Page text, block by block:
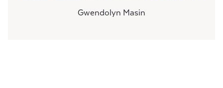
Gwendolyn Masin